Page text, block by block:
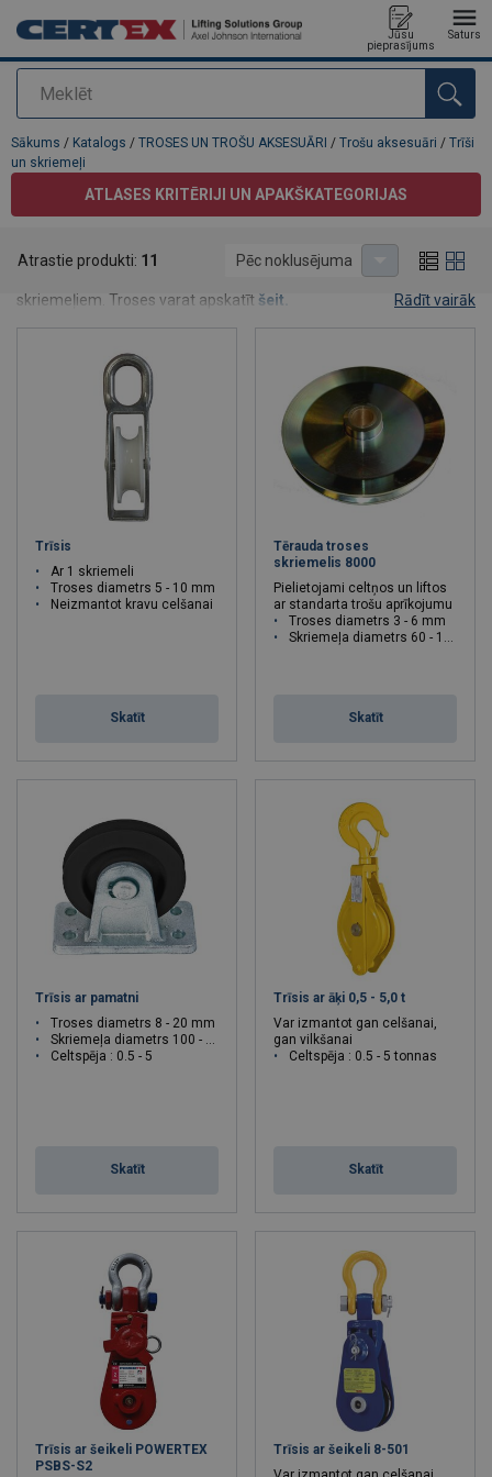
Meklēt
Jūsu
pieprasījums
Saturs
Pievienots jūsu pasūtījumam
Sākums / Katalogs / TROSES UN TROŠU AKSESUĀRI / Trošu aksesuāri / Trīši
un skriemeļi
ATLASES KRITĒRIJI UN APAKŠKATEGORIJAS
Šeit Jūs atradīsiet informāciju par trošu trīšiem, blokiem un trošu
skriemeļiem. Troses varat apskatīt šeit. Rādīt vairāk
Atrastie produkti: 11 Pēc noklusējuma
Trīsis
Ar 1 skriemeli
Troses diametrs 5 - 10 mm
Neizmantot kravu celšanai
Skatīt
Tērauda troses
skriemelis 8000
Pielietojami celtņos un liftos
ar standarta trošu aprīkojumu
Troses diametrs 3 - 6 mm
Skriemeļa diametrs 60 - 120 mm
Skatīt
Trīsis ar pamatni
Troses diametrs 8 - 20 mm
Skriemeļa diametrs 100 - 275 mm
Celtspēja : 0.5 - 5
Skatīt
Trīsis ar āķi 0,5 - 5,0 t
Var izmantot gan celšanai,
gan vilkšanai
Celtspēja : 0.5 - 5 tonnas
Skatīt
Trīsis ar šeikeli POWERTEX
PSBS-S2
Trīsis ar šeikeli 8-501